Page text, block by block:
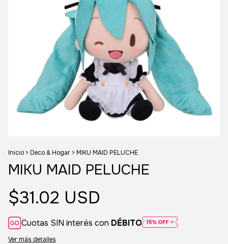
Inicio > Deco & Hogar > MIKU MAID PELUCHE
MIKU MAID PELUCHE
$31.02 USD
Cuotas SIN interés con DÉBITO
Ver más detalles